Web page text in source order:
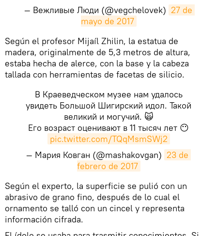
— Вежливые Люди (@vegchelovek) 27 de
mayo de 2017
​Según el profesor Mijaíl Zhilin, la estatua de
madera, originalmente de 5,3 metros de altura,
estaba hecha de alerce, con la base y la cabeza
tallada con herramientas de facetas de silicio.
В Краеведческом музее нам удалось
увидеть Большой Шигирский идол. Такой
великий и могучий. 🙀
Его возраст оценивают в 11 тысяч лет 😶
pic.twitter.com/TQqMsmSWj2
— Мария Ковган (@mashakovgan) 23 de
febrero de 2017
​Según el experto, la superficie se pulió con un
abrasivo de grano fino, después de lo cual el
ornamento se talló con un cincel y representa
información cifrada.